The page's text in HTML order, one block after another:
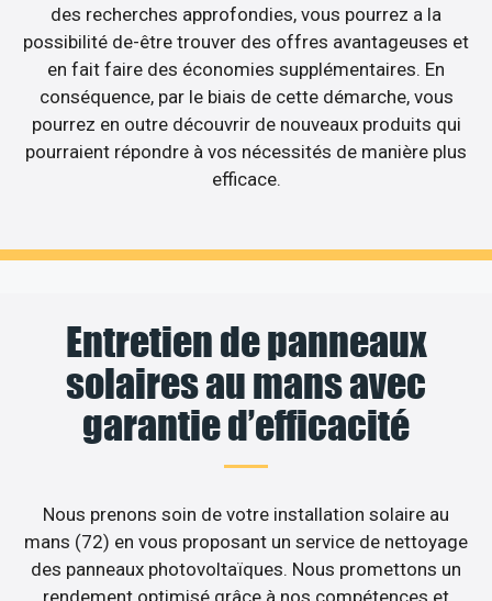
des recherches approfondies, vous pourrez a la
possibilité de-être trouver des offres avantageuses et
en fait faire des économies supplémentaires. En
conséquence, par le biais de cette démarche, vous
pourrez en outre découvrir de nouveaux produits qui
pourraient répondre à vos nécessités de manière plus
efficace.
Entretien de panneaux
solaires au mans avec
garantie d’efficacité
Nous prenons soin de votre installation solaire au
mans (72) en vous proposant un service de nettoyage
des panneaux photovoltaïques. Nous promettons un
rendement optimisé grâce à nos compétences et